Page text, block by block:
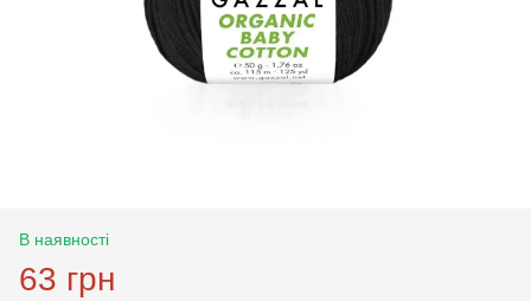
В наявності
63 грн